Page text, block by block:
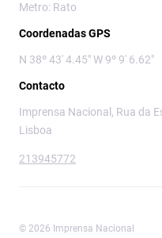
Metro: Rato
Coordenadas GPS
N 38º 43' 4.45" W 9º 9' 6.62"
Contacto
Imprensa Nacional, Rua da
Lisboa
213945772
© 2026 Imprensa Nacional